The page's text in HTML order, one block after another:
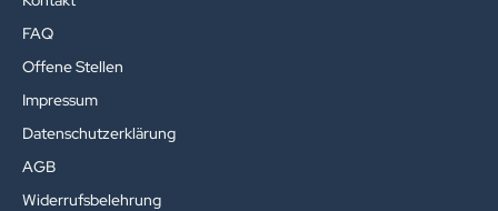
FAQ
Offene Stellen
Impressum
Datenschutzerklärung
AGB
Widerrufsbelehrung